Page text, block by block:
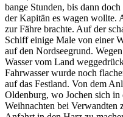
bange Stunden, bis dann
der Kapitän es wagen wollte.
zur Fähre brachte. Auf der
Schiff einige Male von einer
auf den Nordseegrund.
Wasser vom Land
Fahrwasser wurde noch
auf das Festland. Von dem
Oldenburg, wo Jochen sich in
Weihnachten bei Verwandten